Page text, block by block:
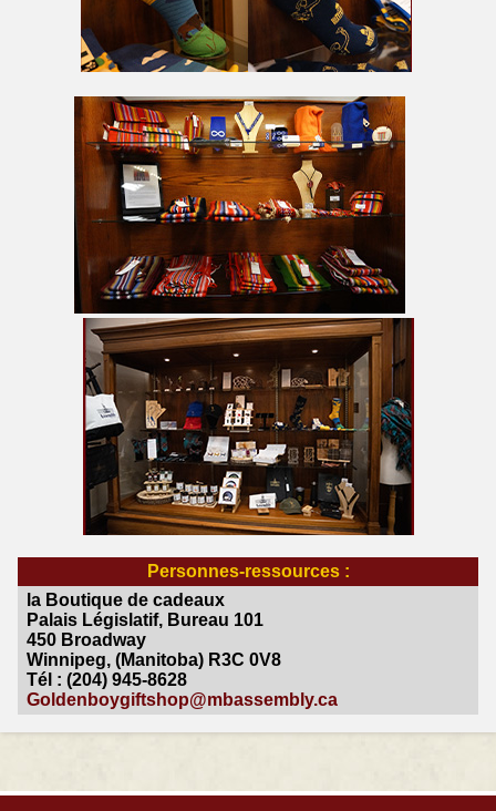
Personnes-ressources :
la Boutique de cadeaux
Palais Législatif, Bureau 101
450 Broadway
Winnipeg, (Manitoba) R3C 0V8
Tél : (204) 945-8628
Goldenboygiftshop@mbassembly.ca